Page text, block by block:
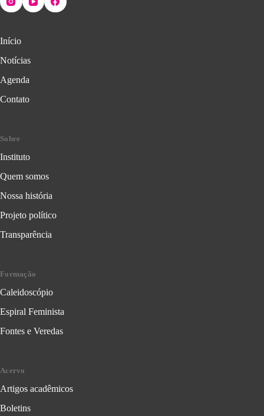
Início
Notícias
Agenda
Contato
Sobre
Instituto
Quem somos
Nossa história
Projeto político
Transparência
Formação
Caleidoscópio
Espiral Feminista
Fontes e Veredas
Acervo
Artigos acadêmicos
Boletins